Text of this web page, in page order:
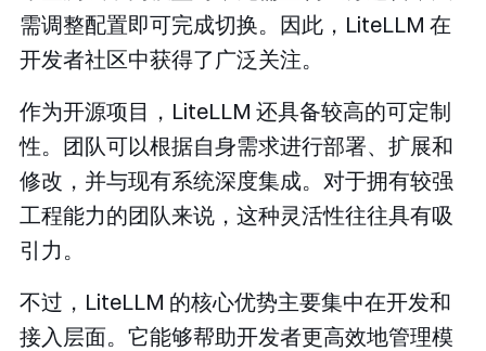
需调整配置即可完成切换。因此，LiteLLM 在
开发者社区中获得了广泛关注。
作为开源项目，LiteLLM 还具备较高的可定制
性。团队可以根据自身需求进行部署、扩展和
修改，并与现有系统深度集成。对于拥有较强
工程能力的团队来说，这种灵活性往往具有吸
引力。
不过，LiteLLM 的核心优势主要集中在开发和
接入层面。它能够帮助开发者更高效地管理模